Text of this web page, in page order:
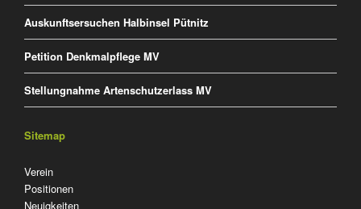
Auskunftsersuchen Halbinsel Pütnitz
Petition Denkmalpflege MV
Stellungnahme Artenschutzerlass MV
Sitemap
Navigation
überspringen
Verein
Positionen
Neuigkeiten